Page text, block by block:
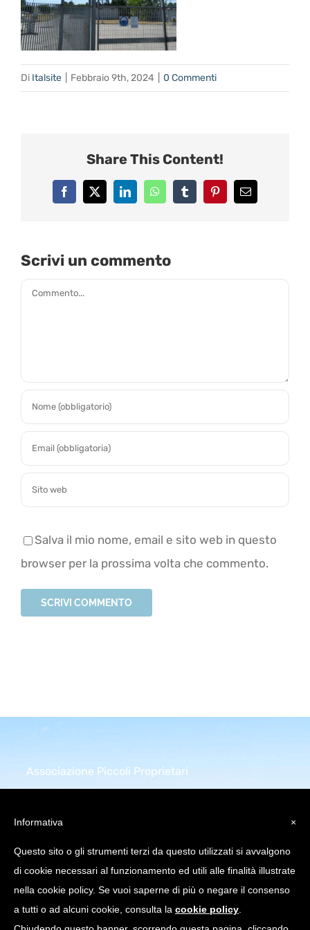
Di Italsite Febbraio 9th, 2024 0 Commenti
Share This Content!
Facebook
X LinkedInWhatsAppTumblrPinterestEmail
Scrivi un commento
Commento
Salva il mio nome, email e sito web in questo
browser per la prossima volta che commento.
Associazione Piccoli Proprietari
20124 Milano (MI)
C.Fiscale: 97751640158
info@appice.it |
×
Informativa
Questo sito o gli strumenti terzi da questo utilizzati si avvalgono
di cookie necessari al funzionamento ed utili alle finalità illustrate
nella cookie policy. Se vuoi saperne di più o negare il consenso
a tutti o ad alcuni cookie, consulta la cookie policy